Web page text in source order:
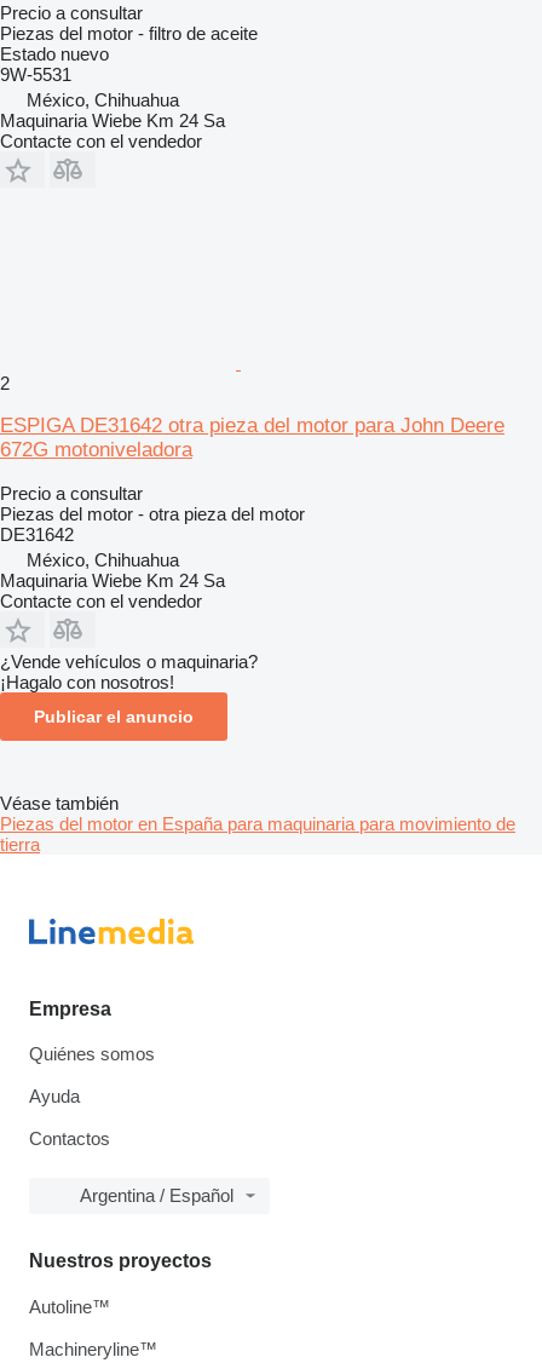
Precio a consultar
Piezas del motor - filtro de aceite
Estado nuevo
9W-5531
México, Chihuahua
Maquinaria Wiebe Km 24 Sa
Contacte con el vendedor
2
ESPIGA DE31642 otra pieza del motor para John Deere
672G motoniveladora
Precio a consultar
Piezas del motor - otra pieza del motor
DE31642
México, Chihuahua
Maquinaria Wiebe Km 24 Sa
Contacte con el vendedor
¿Vende vehículos o maquinaria?
¡Hagalo con nosotros!
Publicar el anuncio
Véase también
Piezas del motor en España para maquinaria para movimiento de
tierra
Empresa
Quiénes somos
Ayuda
Contactos
Argentina / Español
Nuestros proyectos
Autoline™
Machineryline™